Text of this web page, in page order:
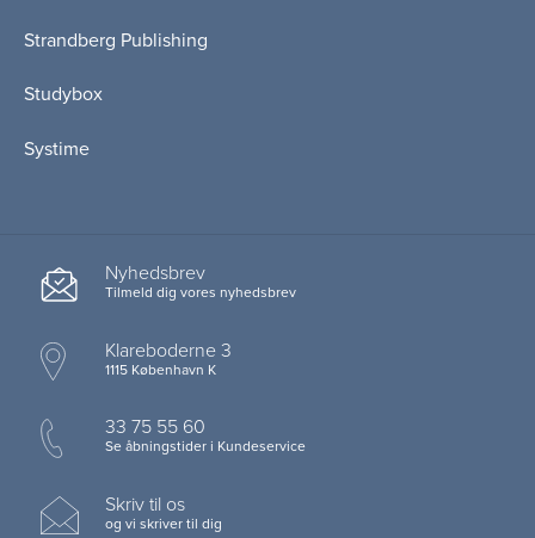
Strandberg Publishing
Studybox
Systime
Nyhedsbrev
Tilmeld dig vores nyhedsbrev
Klareboderne 3
1115 København K
33 75 55 60
Se åbningstider i Kundeservice
Skriv til os
og vi skriver til dig